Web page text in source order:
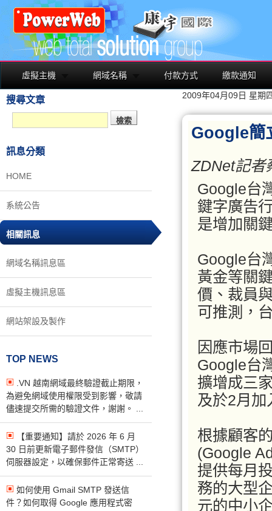
虛擬主機 網域名稱 付款方式 繳款通知
搜尋文章
訊息分類
HOME
系統公告
相關訊息
網域名稱訊息區
虛擬主機訊息區
網站架設及製作
TOP NEWS
.VN 越南網域最終驗證截止期限，
為避免網域使用權限受到影響，敬請
儘速提交所需的驗證文件，謝謝。 ...
【重要通知】請於 2026 年 6 月
30 日前更新電子郵件發信（SMTP）
伺服器設定，以確保郵件正常寄送 ...
如何使用 Gmail SMTP 發送信
件？如何取得 Google 應用程式密
2009年04月09日 星期
Google簡
ZDNet記
Google台
鍵字廣告
是增加關
Google台
黃金等關
價、裁員
可推測，
因應市場
Google台
擴增成三
及於2月加
根據顧客
(Google
提供每月
務的大型
元的中小